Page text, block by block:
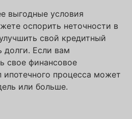
выгодные условия
оспорить неточности в
свой кредитный
долги. Если вам
свое финансовое
ипотечного процесса может
или больше.